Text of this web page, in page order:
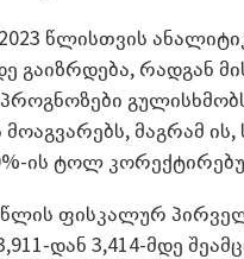
წლისთვის
გაიზრდება, რადგან
პროგნოზები
მაგრამ
ის ტოლ
წლის ფისკალურ
დან 3,414-მდე